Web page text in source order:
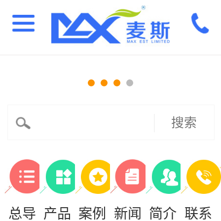
搜索
总导 产品 案例 新闻 简介 联系